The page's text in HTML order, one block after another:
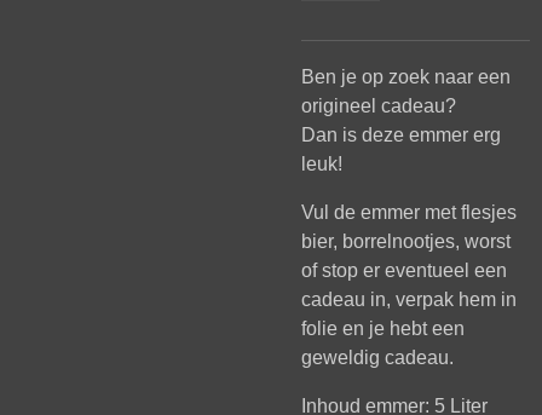
Ben je op zoek naar een
origineel cadeau?
Dan is deze emmer erg
leuk!
Vul de emmer met flesjes
bier, borrelnootjes, worst
of stop er eventueel een
cadeau in, verpak hem in
folie en je hebt een
geweldig cadeau.
Inhoud emmer: 5 Liter